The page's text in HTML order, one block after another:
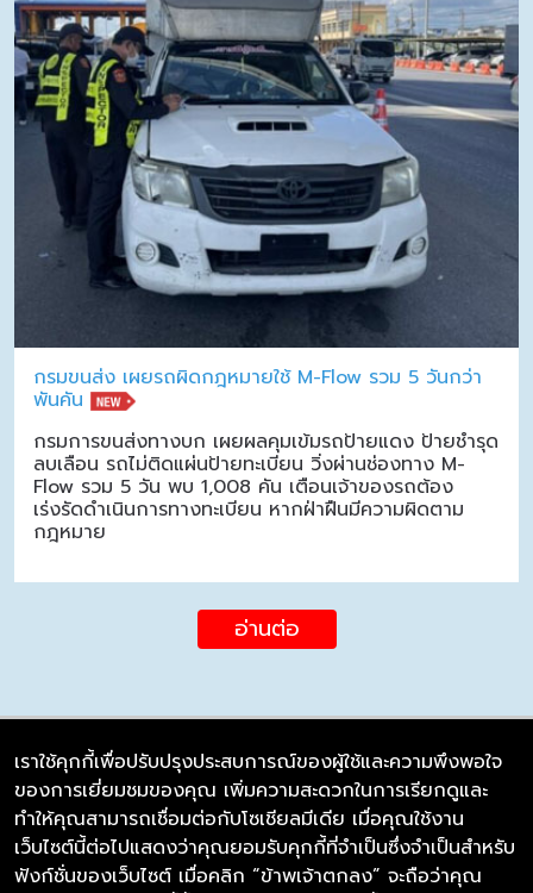
กรมขนส่ง เผยรถผิดกฎหมายใช้ M-Flow รวม 5 วันกว่า
พันคัน
กรมการขนส่งทางบก เผยผลคุมเข้มรถป้ายแดง ป้ายชำรุด
ลบเลือน รถไม่ติดแผ่นป้ายทะเบียน วิ่งผ่านช่องทาง M-
Flow รวม 5 วัน พบ 1,008 คัน เตือนเจ้าของรถต้อง
เร่งรัดดำเนินการทางทะเบียน หากฝ่าฝืนมีความผิดตาม
กฎหมาย
อ่านต่อ
บริษัท ซิมลิงค์ จำกัด
98/226 Bangrakyai-Baanmai Road,
Bangyai, Nonthaburi 11140
เราใช้คุกกี้เพื่อปรับปรุงประสบการณ์ของผู้ใช้และความพึงพอใจ
ของการเยี่ยมชมของคุณ เพิ่มความสะดวกในการเรียกดูและ
ทำให้คุณสามารถเชื่อมต่อกับโซเชียลมีเดีย เมื่อคุณใช้งาน
เว็บไซต์นี้ต่อไปแสดงว่าคุณยอมรับคุกกี้ที่จำเป็นซึ่งจำเป็นสำหรับ
ฟังก์ชั่นของเว็บไซต์ เมื่อคลิก “ข้าพเจ้าตกลง” จะถือว่าคุณ